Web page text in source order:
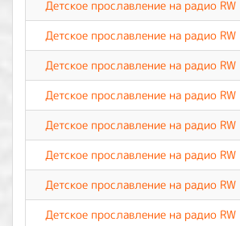
Детское прославление на радио RW
Детское прославление на радио RW
Детское прославление на радио RW
Детское прославление на радио RW
Детское прославление на радио RW
Детское прославление на радио RW
Детское прославление на радио RW
Детское прославление на радио RW